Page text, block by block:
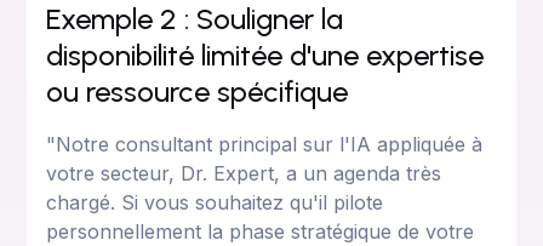
Exemple 2 : Souligner la
disponibilité limitée d'une expertise
ou ressource spécifique
"Notre consultant principal sur l'IA appliquée à
votre secteur, Dr. Expert, a un agenda très
chargé. Si vous souhaitez qu'il pilote
personnellement la phase stratégique de votre